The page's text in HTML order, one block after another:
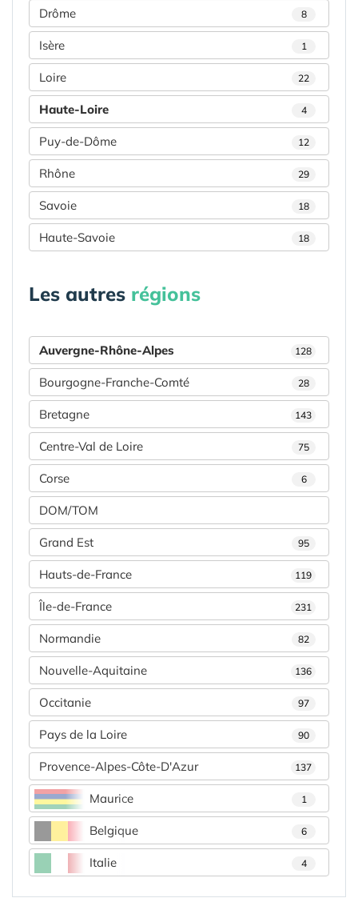
Drôme 8
Isère 1
Loire 22
Haute-Loire 4
Puy-de-Dôme 12
Rhône 29
Savoie 18
Haute-Savoie 18
Les autres régions
Auvergne-Rhône-Alpes 128
Bourgogne-Franche-Comté 28
Bretagne 143
Centre-Val de Loire 75
Corse 6
DOM/TOM
Grand Est 95
Hauts-de-France 119
Île-de-France 231
Normandie 82
Nouvelle-Aquitaine 136
Occitanie 97
Pays de la Loire 90
Provence-Alpes-Côte-D'Azur 137
Maurice 1
Belgique 6
Italie 4